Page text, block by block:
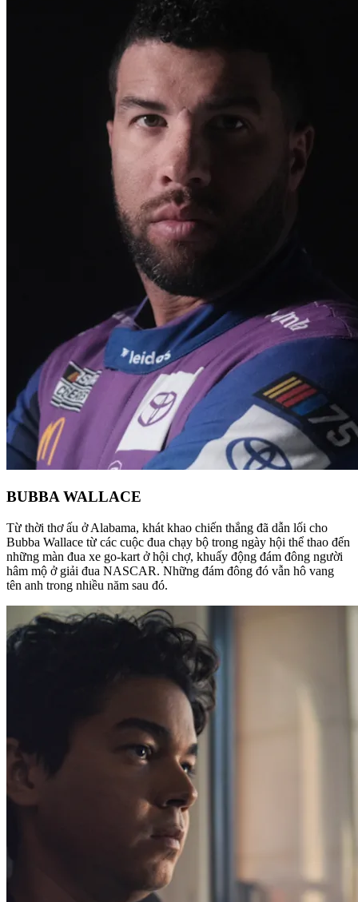
BUBBA WALLACE
Từ thời thơ ấu ở Alabama, khát khao chiến thắng đã dẫn lối cho
Bubba Wallace từ các cuộc đua chạy bộ trong ngày hội thể thao đến
những màn đua xe go-kart ở hội chợ, khuấy động đám đông người
hâm mộ ở giải đua NASCAR. Những đám đông đó vẫn hô vang
tên anh trong nhiều năm sau đó.